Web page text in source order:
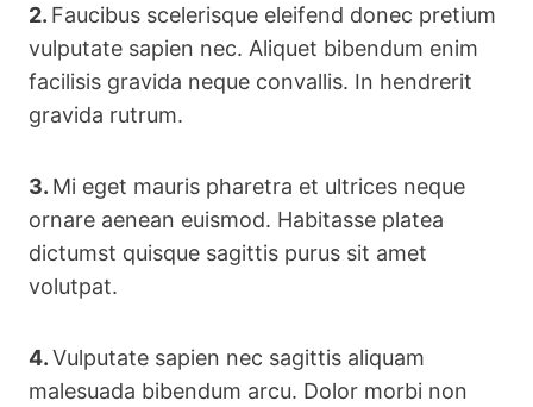
2. Faucibus scelerisque eleifend donec pretium
vulputate sapien nec. Aliquet bibendum enim
facilisis gravida neque convallis. In hendrerit
gravida rutrum.
3. Mi eget mauris pharetra et ultrices neque
ornare aenean euismod. Habitasse platea
dictumst quisque sagittis purus sit amet
volutpat.
4.Vulputate sapien nec sagittis aliquam
malesuada bibendum arcu. Dolor morbi non